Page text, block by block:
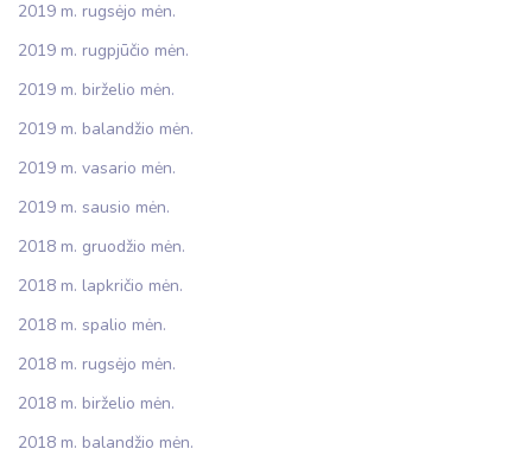
2019 m. rugsėjo mėn.
2019 m. rugpjūčio mėn.
2019 m. birželio mėn.
2019 m. balandžio mėn.
2019 m. vasario mėn.
2019 m. sausio mėn.
2018 m. gruodžio mėn.
2018 m. lapkričio mėn.
2018 m. spalio mėn.
2018 m. rugsėjo mėn.
2018 m. birželio mėn.
2018 m. balandžio mėn.